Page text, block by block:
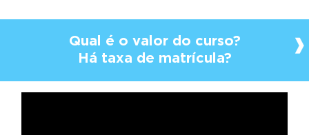
Qual é o valor do curso?
Há taxa de matrícula?